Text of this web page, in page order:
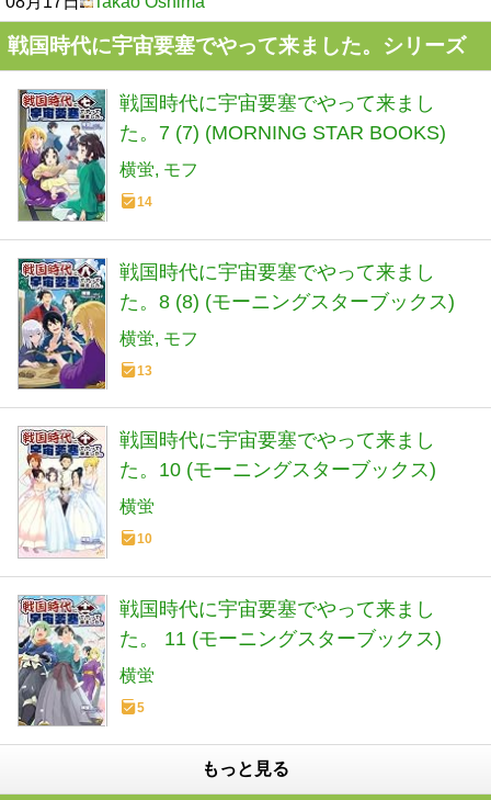
戦国時代に宇宙要塞でやって来ました。シリーズ
戦国時代に宇宙要塞でやって来まし
た。7 (7) (MORNING STAR BOOKS)
横蛍 モフ
14
戦国時代に宇宙要塞でやって来まし
た。8 (8) (モーニングスターブックス)
横蛍 モフ
13
戦国時代に宇宙要塞でやって来まし
た。10 (モーニングスターブックス)
横蛍
10
戦国時代に宇宙要塞でやって来まし
た。 11 (モーニングスターブックス)
横蛍
5
もっと見る